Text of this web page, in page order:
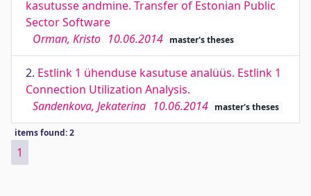
kasutusse andmine. Transfer of Estonian Public
Sector Software
Orman, Kristo 10.06.2014 master's theses
2. Estlink 1 ühenduse kasutuse analüüs. Estlink 1
Connection Utilization Analysis.
Sandenkova, Jekaterina 10.06.2014 master's theses
items found: 2
1